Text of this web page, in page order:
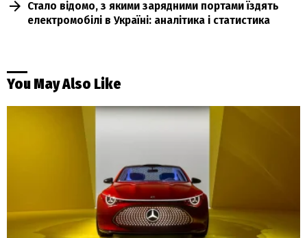
Стало відомо, з якими зарядними портами їздять
електромобілі в Україні: аналітика і статистика
You May Also Like